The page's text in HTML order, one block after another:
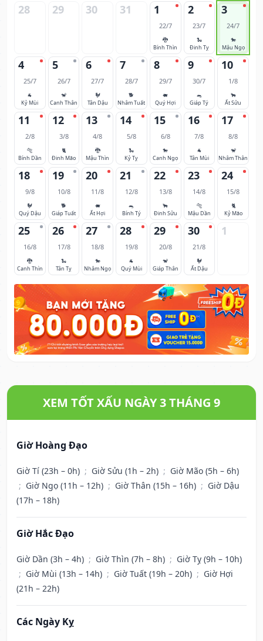
28 29 30 31 1
22/7
🐉
Bính Thìn
2
23/7
🐍
Đinh Tỵ
3
24/7
🐎
Mậu Ngọ
4
25/7
🐐
Kỷ Mùi
5
26/7
🐒
Canh Thân
6
27/7
🐓
Tân Dậu
7
28/7
🐕
Nhâm Tuất
8
29/7
🐖
Quý Hợi
9
30/7
🐀
Giáp Tý
10
1/8
🐂
Ất Sửu
11
2/8
🐅
Bính Dần
12
3/8
🐈
Đinh Mão
13
4/8
🐉
Mậu Thìn
14
5/8
🐍
Kỷ Tỵ
15
6/8
🐎
Canh Ngọ
16
7/8
🐐
Tân Mùi
17
8/8
🐒
Nhâm Thân
18
9/8
🐓
Quý Dậu
19
10/8
🐕
Giáp Tuất
20
11/8
🐖
Ất Hợi
21
12/8
🐀
Bính Tý
22
13/8
🐂
Đinh Sửu
23
14/8
🐅
Mậu Dần
24
15/8
🐈
Kỷ Mão
25
16/8
🐉
Canh Thìn
26
17/8
🐍
Tân Tỵ
27
18/8
🐎
Nhâm Ngọ
28
19/8
🐐
Quý Mùi
29
20/8
🐒
Giáp Thân
30
21/8
🐓
Ất Dậu
1
XEM TỐT XẤU NGÀY 3 THÁNG 9
Giờ Hoàng Đạo
Giờ Tí (23h – 0h) ; Giờ Sửu (1h – 2h) ; Giờ Mão (5h – 6h)
; Giờ Ngọ (11h – 12h) ; Giờ Thân (15h – 16h) ; Giờ Dậu
(17h – 18h)
Giờ Hắc Đạo
Giờ Dần (3h – 4h) ; Giờ Thìn (7h – 8h) ; Giờ Tỵ (9h – 10h)
; Giờ Mùi (13h – 14h) ; Giờ Tuất (19h – 20h) ; Giờ Hợi
(21h – 22h)
Các Ngày Kỵ